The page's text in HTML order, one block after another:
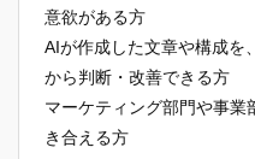
意欲がある方
AIが作成した文章や構成を
から判断・改善できる方
マーケティング部門や事業
き合える方